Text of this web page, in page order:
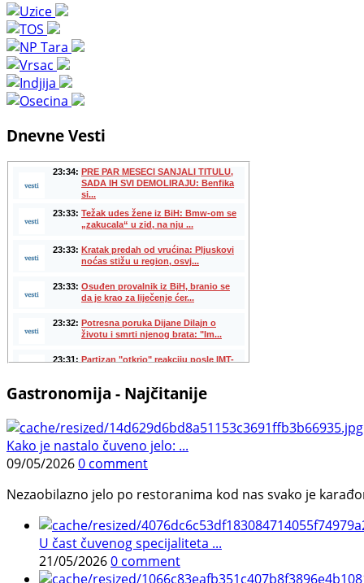
Dnevne Vesti
Gastronomija - Najčitanije
Kako je nastalo čuveno jelo: ...
09/05/20260 comment
Nezaobilazno jelo po restoranima kod nas svako je
U čast čuvenog specijaliteta ...
21/05/20260 comment